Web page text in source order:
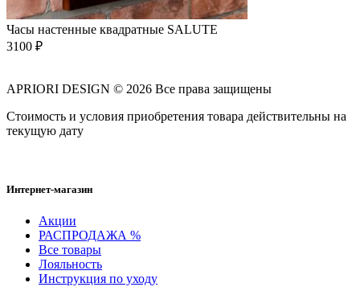
Часы настенные квадратные SALUTE
3100 ₽
APRIORI DESIGN © 2026 Все права защищены
Cтоимость и условия приобретения товара действительны на
текущую дату
Интернет-магазин
Акции
РАСПРОДАЖА %
Все товары
Лояльность
Инструкция по уходу